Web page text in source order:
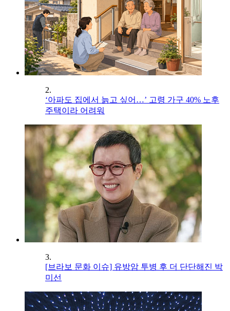
2.
‘아파도 집에서 늙고 싶어…’ 고령 가구 40% 노후
주택이라 어려워
3.
[브라보 문화 이슈] 유방암 투병 후 더 단단해진 박
미선